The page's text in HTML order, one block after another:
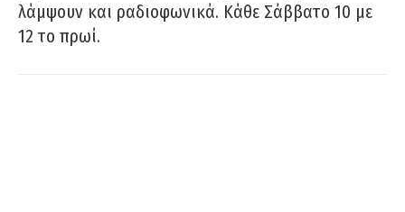
λάμψουν και ραδιοφωνικά. Κάθε Σάββατο 10 με
12 το πρωί.